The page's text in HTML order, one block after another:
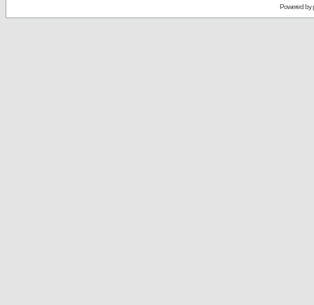
Powered by